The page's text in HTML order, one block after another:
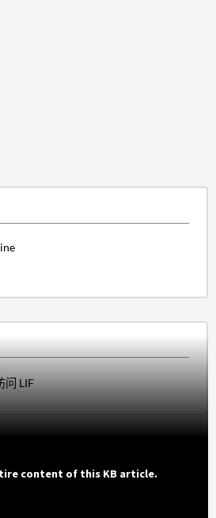
问 LIF
content of this KB article.